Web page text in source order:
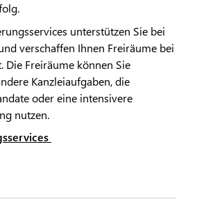
unterstützen Sie bei
verschaffen Ihnen Freiräume bei
Die Freiräume können Sie
Kanzleiaufgaben, die
oder eine intensivere
nutzen.